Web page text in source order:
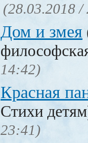
(28.03.2018 /
Дом и змея
14:42)
Красная
Стихи
23:41)